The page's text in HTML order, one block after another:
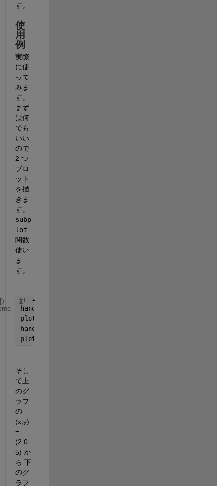
す。
使
用
例
実際
に使
って
みま
す。
まず
は何
でも
いい
ので
2 つ
プロ
ット
を描
きま
す。
subp
lot
関数
使い
ま
す。
handle_axes1 = subplot(2,1,1);
plot(rand(10,1));
handle_axes2 = subplot(2,1,2);
plot(rand(10,1));
そし
て上
のグ
ラフ
の
(x,y)
=
(2,0.
5) か
ら 下
のグ
ラフ